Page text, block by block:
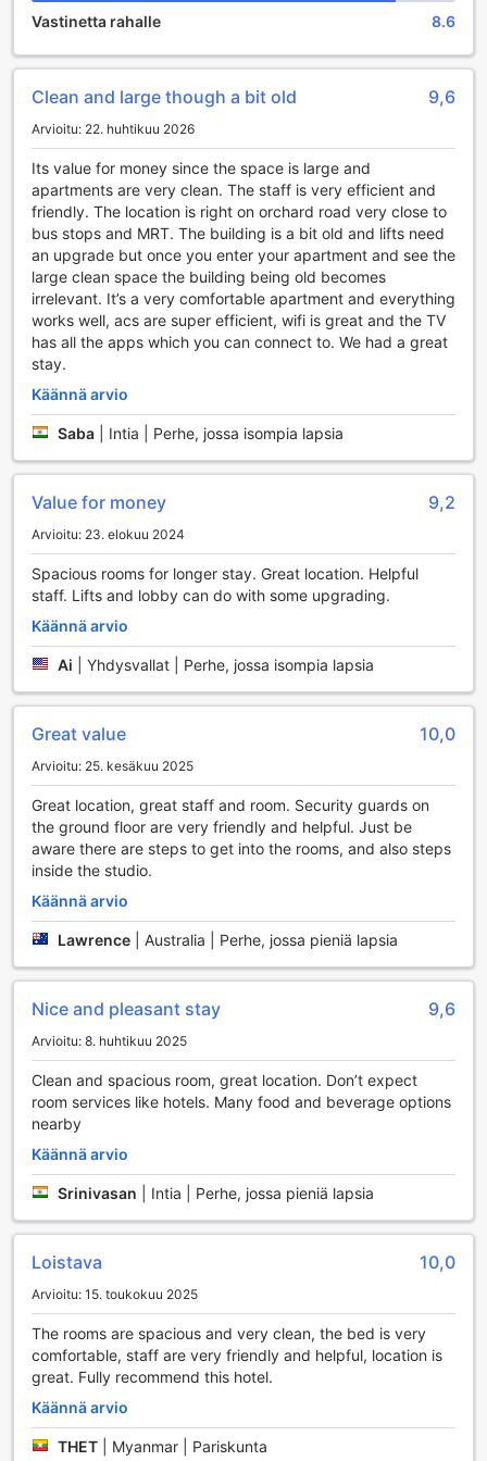
kauppoja, joissa voit nauttia shoppailusta ja löytää
ainutlaatuisia tuotteita. Olitpa sitten etsimässä
muotitavaroita, paikallisia herkkuja tai matkamuistoja,
vaihtoehtoja, jotka varmasti tyydyttävät ostosintoasi.
Rentoutumisen ystäville hotellin sauna tarjoaa täydellisen
rauhoittava ympäristö auttavat sinua palautumaan ja
rentoutumaan, jotta voit nauttia lomastasi täysin
siemauksin. Lisäksi hotellin lahja- ja matkamuistomyymälä
on erinomainen paikka hankkia ainutlaatuisia tuliaisia
itsellesi tai läheisillesi. Orchard Point Serviced Apartments
yhdistää ostosmahdollisuudet ja rentoutumisen, luoden
täydellisen ympäristön lomasi nauttimiseen.
Urheilumahdollisuudet Orchard Point Serviced
Apartmentsissa
Orchard Point Serviced Apartments tarjoaa vierailleen
erinomaiset urheilumahdollisuudet, jotka tekevät
oleskelusta entistä miellyttävämpää ja aktiivisempaa.
Sisäuima-allas on täydellinen paikka rentoutua ja virkistyä,
olipa kyseessä aamuinen uinti tai iltapäivän virkistyshetki.
Uima-altaan rauhallinen ympäristö tarjoaa mahdollisuuden
nauttia vedestä ilman häiriöitä, ja se on erinomainen
vaihtoehto, jos sään vuoksi ulkona uiminen ei ole
mahdollista.
Lisäksi hotellin moderni kuntokeskus on varustettu kaikilla
tarvittavilla laitteilla, jotka tukevat kuntoilutavoitteitasi.
Olitpa sitten kokenut urheilija tai vasta-alkaja, voit
hyödyntää ilmaista kuntosalia, joka on avoinna ympäri
houkutteleva paikka nauttia auringosta ja virkistävästä
uinnista, mikä tekee Orchard Pointista täydellisen valinnan
urheilutilojen ansiosta voit helposti yhdistää rentoutumisen
ja kuntoilun matkasi aikana.
Orchard Point Serviced Apartmentsin Mukavuudet
Orchard Point Serviced Apartments tarjoaa vierailleen
laajan valikoiman mukavuuksia, jotka tekevät oleskelusta
mahdollisimman vaivattoman ja miellyttävän. Hotellissa on
käytettävissä pesulapalvelut, mukaan lukien kuivapesu ja
itsepalvelupesula, joten voit pitää vaatteesi siisteinä ilman
matkatavaroiden säilytys, joka mahdollistaa joustavan
saapumisen ja lähtemisen ilman huolta laukkujen
kuljettamisesta. Hotellin asiakaspalvelu on aina valmiina
auttamaan, ja concierge-palvelu takaa, että kaikki tarpeesi
täytetään nopeasti ja tehokkaasti.
Wi-Fi-yhteys on tarjolla kaikissa huoneissa ja julkisissa
tai hoitaa työasioita vaivatta. Hotellin executive lounge
tarjoaa rauhallisen ympäristön rentoutumiseen tai
tapaamisten pitämiseen, ja erikseen merkityt
tupakointialueet varmistavat, että kaikki vieraat voivat
nauttia oleskelustaan mukavasti. Lisäksi hotellista löytyy
kätevä lähikauppa, josta voit hankkia matkatarvikkeita tai
naposteltavaa, mikä tekee Orchard Point Serviced
Apartmentsista täydellisen valinnan niin liikematkailijoille
kuin lomailijoillekin.
Liikennepalvelut Orchard Point Serviced Apartmentsissa
Orchard Point Serviced Apartments tarjoaa erinomaiset
liikennepalvelut, jotka tekevät vierailustasi Singaporeen
Vastinetta rahalle 8.6
Clean and large though a bit old 9,6
Arvioitu: 22. huhtikuu 2026
Its value for money since the space is large and
apartments are very clean. The staff is very efficient and
friendly. The location is right on orchard road very close to
bus stops and MRT. The building is a bit old and lifts need
an upgrade but once you enter your apartment and see the
large clean space the building being old becomes
irrelevant. It’s a very comfortable apartment and everything
works well, acs are super efficient, wifi is great and the TV
has all the apps which you can connect to. We had a great
stay.
Käännä arvio
Saba Intia | Perhe, jossa isompia lapsia
Value for money 9,2
Arvioitu: 23. elokuu 2024
Spacious rooms for longer stay. Great location. Helpful
staff. Lifts and lobby can do with some upgrading.
Käännä arvio
Ai Yhdysvallat | Perhe, jossa isompia lapsia
Great value 10,0
Arvioitu: 25. kesäkuu 2025
Great location, great staff and room. Security guards on
the ground floor are very friendly and helpful. Just be
aware there are steps to get into the rooms, and also steps
inside the studio.
Käännä arvio
Lawrence Australia | Perhe, jossa pieniä lapsia
Nice and pleasant stay 9,6
Arvioitu: 8. huhtikuu 2025
Clean and spacious room, great location. Don’t expect
room services like hotels. Many food and beverage options
nearby
Käännä arvio
Srinivasan Intia | Perhe, jossa pieniä lapsia
Loistava 10,0
Arvioitu: 15. toukokuu 2025
The rooms are spacious and very clean, the bed is very
comfortable, staff are very friendly and helpful, location is
great. Fully recommend this hotel.
Käännä arvio
THET Myanmar | Pariskunta